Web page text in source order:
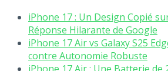
iPhone 17 : Un Design Copié
Réponse Hilarante de Google
iPhone 17 Air vs Galaxy S25
contre Autonomie Robuste